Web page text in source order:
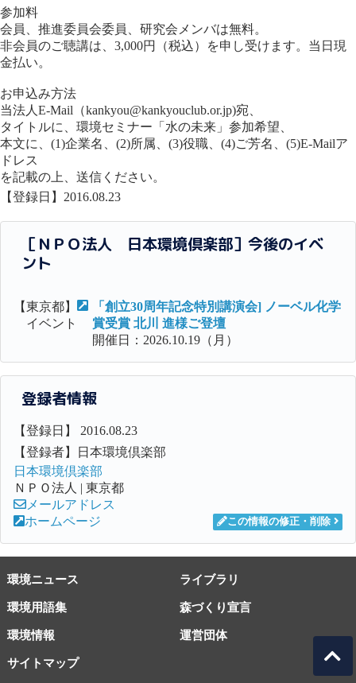
参加料
会員、推進委員会委員、研究会メンバは無料。
非会員のご聴講は、3,000円（税込）を申し受けます。当日現
金払い。
お申込み方法
当法人E-Mail（kankyou@kankyouclub.or.jp)宛、
タイトルに、環境セミナー「水の未来」参加希望、
本文に、(1)企業名、(2)所属、(3)役職、(4)ご芳名、(5)E-Mailア
ドレス
を記載の上、送信ください。
【登録日】2016.08.23
［ＮＰＯ法人 日本環境倶楽部］今後のイベ
ント
【東京都】
イベント
「創立30周年記念特別講演会] ノーベル化学
賞受賞 北川 進様ご登壇
開催日：2026.10.19（月）
登録者情報
【登録日】 2016.08.23
【登録者】日本環境倶楽部
日本環境倶楽部
ＮＰＯ法人 | 東京都
メールアドレス
ホームページ
この情報の修正・削除
環境ニュース ライブラリ
環境用語集 森づくり宣言
環境情報
サイトマップ
運営団体